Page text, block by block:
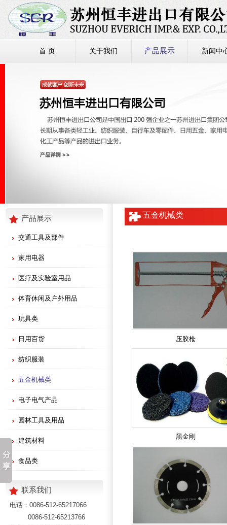
首 页 关于我们 产品展示 新闻中
产品展示
交通工具及部件
家用电器
医疗及实验室用品
体育休闲及户外用品
玩具类
日用百货
纺织服装
五金机械类
电子电气产品
园林工具及用品
建筑材料
食品类
联系我们
电话：0086-512-65217066
0086-512-65213766
五金机械类
压胶枪
黑金刚